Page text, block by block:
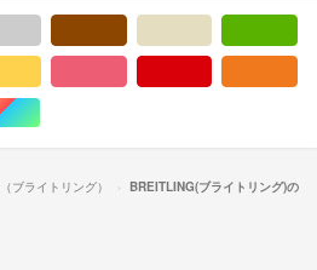
/金色系マルチカラー
ブライトリング）
BREITLING(ブライトリング)の